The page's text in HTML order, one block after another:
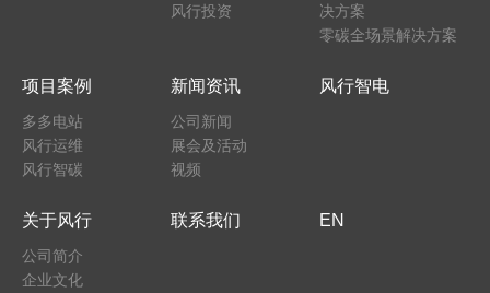
风行投资
决方案
零碳全场景解决方案
项目案例
多多电站
风行运维
风行智碳
新闻资讯
公司新闻
展会及活动
视频
风行智电
关于风行
公司简介
企业文化
联系我们 EN